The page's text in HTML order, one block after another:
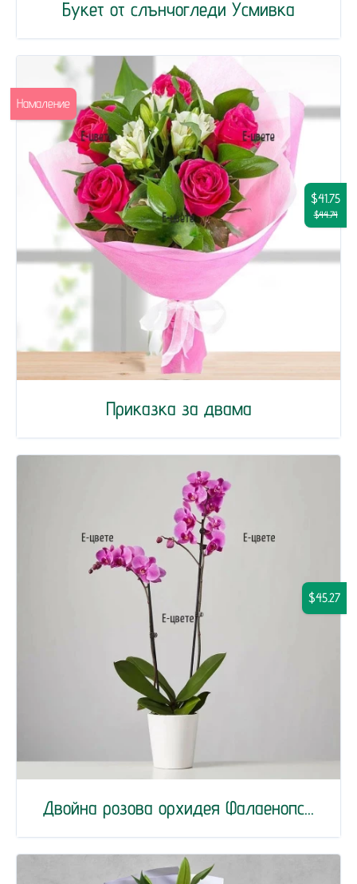
Букет от слънчогледи Усмивка
Приказка за двама
$41.75
$44.74
Намаление
Двойна розова орхидея Фалаенопс...
$45.27